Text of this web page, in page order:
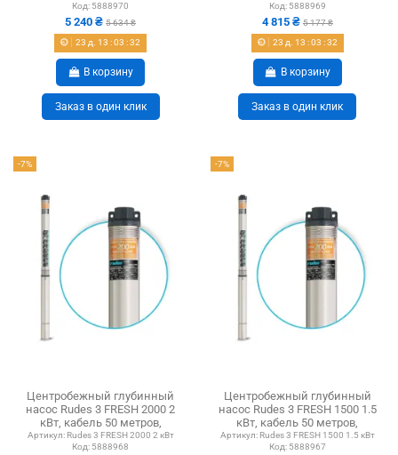
Код: 5888970
5 240 ₴5 634 ₴
23 д. 13 :03 :31
В корзину
Заказ в один клик
Код: 5888969
4 815 ₴ 5 177 ₴
23 д. 13 :03 :31
В корзину
Заказ в один клик
-7%
Центробежный глубинный
насос Rudes 3 FRESH 2000 2
кВт, кабель 50 метров,
евровилка
Артикул: Rudes 3 FRESH 2000 2 кВт
Код: 5888968
-7%
Центробежный глубинный
насос Rudes 3 FRESH 1500 1.5
кВт, кабель 50 метров,
евровилка
Артикул: Rudes 3 FRESH 1500 1.5 кВт
Код: 5888967